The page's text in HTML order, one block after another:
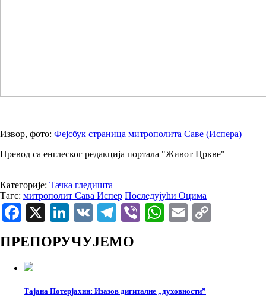
Извор, фото: Фејсбук страница митрополита Саве (Испера)
Превод са енглеског редакција портала "Живот Цркве"
Категорије: Тачка гледишта
Тагс: митрополит Сава Испер Последујући Оцима
Facebook
X LinkedIn
VK Telegram
ViberWhatsApp
Email
ПРЕПОРУЧУЈЕМО
Тајана Потерјахин: Изазов дигиталне „духовности”